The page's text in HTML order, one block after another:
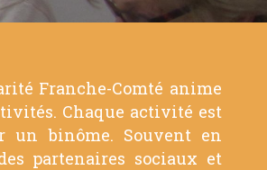
Franche-Comté anime
Chaque activité est
un binôme. Souvent en
partenaires sociaux et